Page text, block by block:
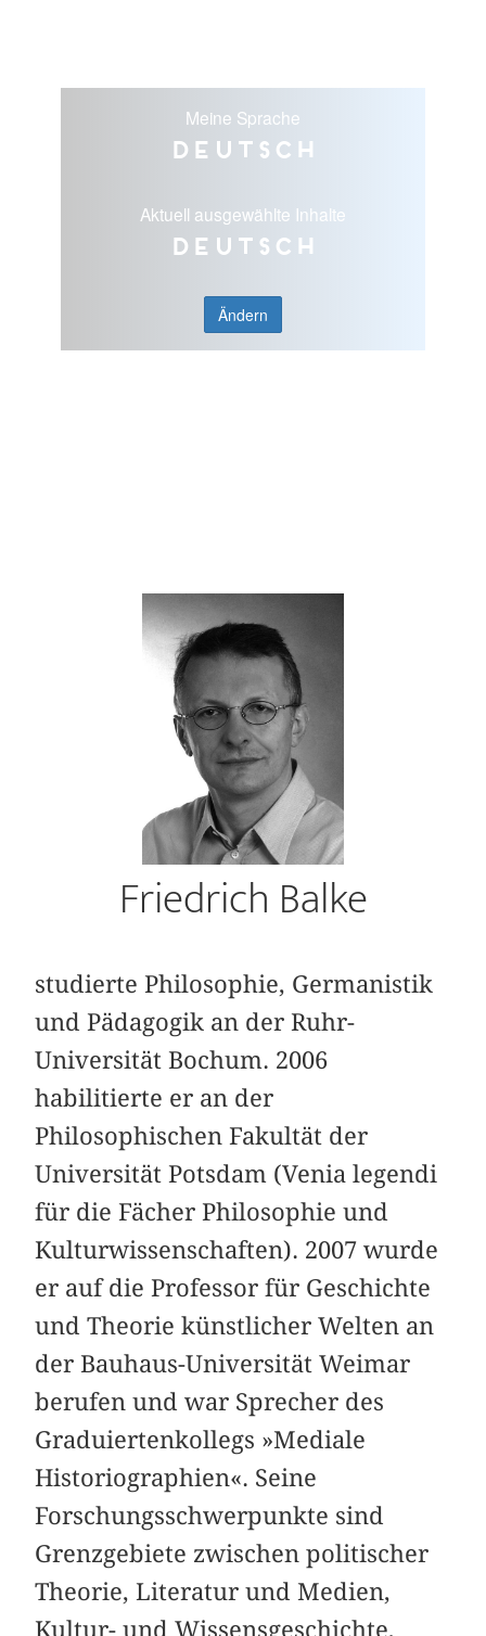
Meine Sprache
Deutsch
Aktuell ausgewählte Inhalte
Deutsch
Ändern
Friedrich Balke
studierte Philosophie, Germanistik
und Pädagogik an der Ruhr-
Universität Bochum. 2006
habilitierte er an der
Philosophischen Fakultät der
Universität Potsdam (Venia legendi
für die Fächer Philosophie und
Kulturwissenschaften). 2007 wurde
er auf die Professor für Geschichte
und Theorie künstlicher Welten an
der Bauhaus-Universität Weimar
berufen und war Sprecher des
Graduiertenkollegs »Mediale
Historiographien«. Seine
Forschungsschwerpunkte sind
Grenzgebiete zwischen politischer
Theorie, Literatur und Medien,
Kultur- und Wissensgeschichte,